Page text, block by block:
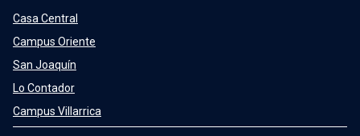
Casa Central
Campus Oriente
San Joaquín
Lo Contador
Campus Villarrica